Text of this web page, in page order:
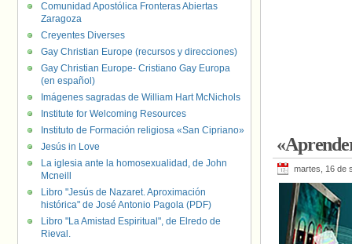
martes, 16 de
Comunidad Apostólica Fronteras Abiertas
Zaragoza
Creyentes Diverses
Gay Christian Europe (recursos y direcciones)
Gay Christian Europe- Cristiano Gay Europa
(en español)
Imágenes sagradas de William Hart McNichols
Institute for Welcoming Resources
Instituto de Formación religiosa «San Cipriano»
Jesús in Love
La iglesia ante la homosexualidad, de John
Mcneill
Libro "Jesús de Nazaret. Aproximación
histórica" de José Antonio Pagola (PDF)
Libro "La Amistad Espiritual", de Elredo de
Rieval.